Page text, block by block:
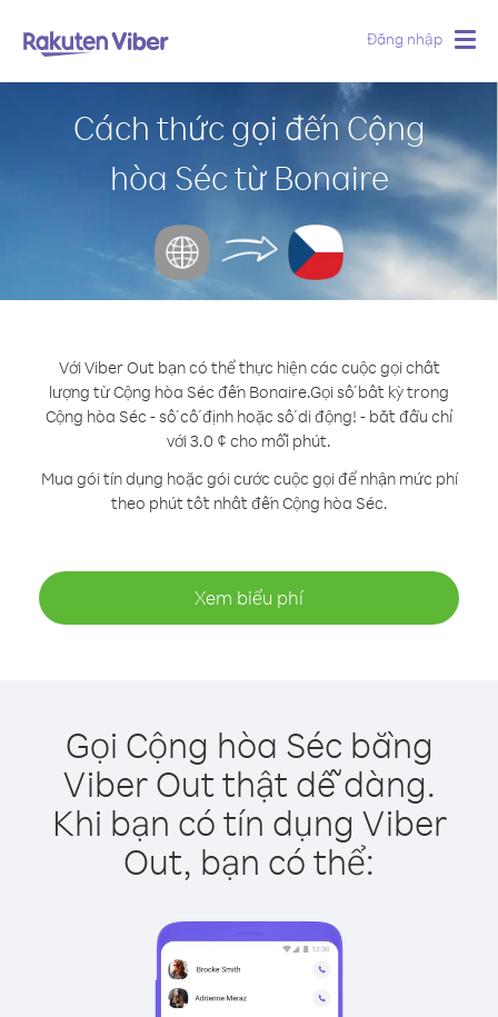
Đăng nhập
Cách thức gọi đến Cộng
hòa Séc từ Bonaire
Với Viber Out bạn có thể thực hiện các cuộc gọi chất
lượng từ Cộng hòa Séc đến Bonaire.Gọi số bất kỳ trong
Cộng hòa Séc - số cố định hoặc số di động! - bắt đầu chỉ
với 3.0 ¢ cho mỗi phút.
Mua gói tín dụng hoặc gói cước cuộc gọi để nhận mức phí
theo phút tốt nhất đến Cộng hòa Séc.
Xem biểu phí
Gọi Cộng hòa Séc bằng
Viber Out thật dễ dàng.
Khi bạn có tín dụng Viber
Out, bạn có thể: